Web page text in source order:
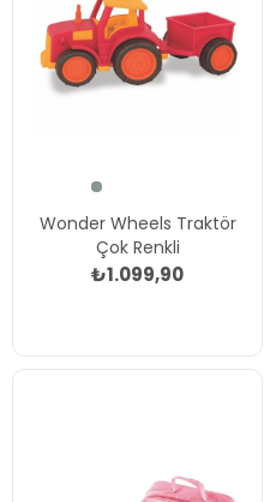
Wonder Wheels Traktör
Çok Renkli
₺1.099,90